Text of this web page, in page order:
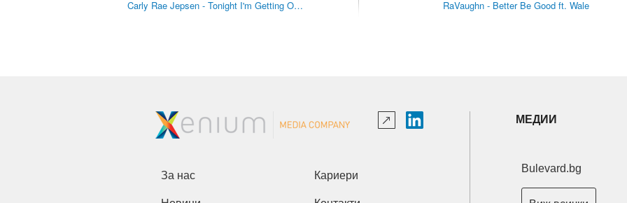
Carly Rae Jepsen - Tonight I'm Getting O… RaVaughn - Better Be Good ft. Wale
За нас Кариери
МЕДИИ
Bulevard.bg